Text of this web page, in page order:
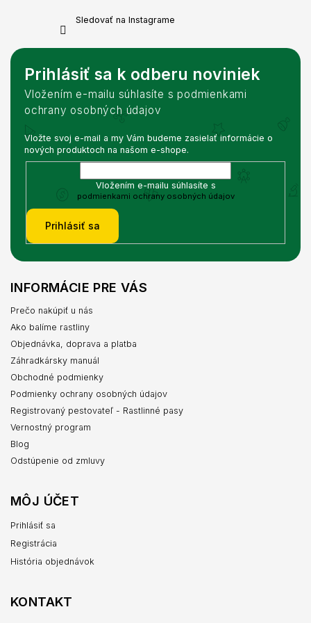
Sledovať na Instagrame
Prihlásiť sa k odberu noviniek
Vložením e-mailu súhlasíte s podmienkami
ochrany osobných údajov
Vložte svoj e-mail a my Vám budeme zasielať informácie o
nových produktoch na našom e-shope.
Vložením e-mailu súhlasíte s
podmienkami ochrany osobných údajov
Prihlásiť sa
INFORMÁCIE PRE VÁS
Prečo nakúpiť u nás
Ako balíme rastliny
Objednávka, doprava a platba
Záhradkársky manuál
Obchodné podmienky
Podmienky ochrany osobných údajov
Registrovaný pestovateľ - Rastlinné pasy
Vernostný program
Blog
Odstúpenie od zmluvy
MÔJ ÚČET
Prihlásiť sa
Registrácia
História objednávok
KONTAKT